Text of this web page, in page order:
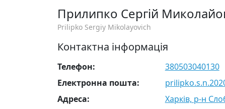
Прилипко Сергій
Prilipko Sergiy Mikolayovich
Контактна інформація
Телефон:
380503040130
Електронна пошта:
Адреса:
Харків, р-н